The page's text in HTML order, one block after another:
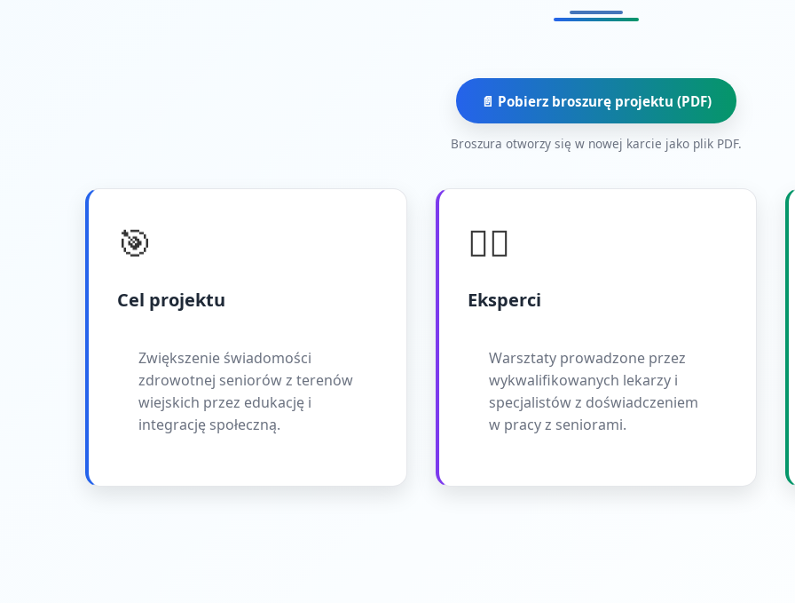
📄 Pobierz broszurę projektu (PDF)
Broszura otworzy się w nowej karcie jako plik PDF.
🎯
Cel projektu
Zwiększenie świadomości
zdrowotnej seniorów z terenów
wiejskich przez edukację i
integrację społeczną.
👨‍⚕️
Eksperci
Warsztaty prowadzone przez
wykwalifikowanych lekarzy i
specjalistów z doświadczeniem
w pracy z seniorami.